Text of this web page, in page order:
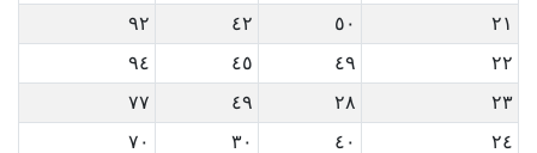
٢١
٥٠ ٤٢
٩٢
٢٢
٤٩ ٤٥
٩٤
٢٣
٢٨ ٤٩
٧٧
٢٤
٤٠ ٣٠
٧٠